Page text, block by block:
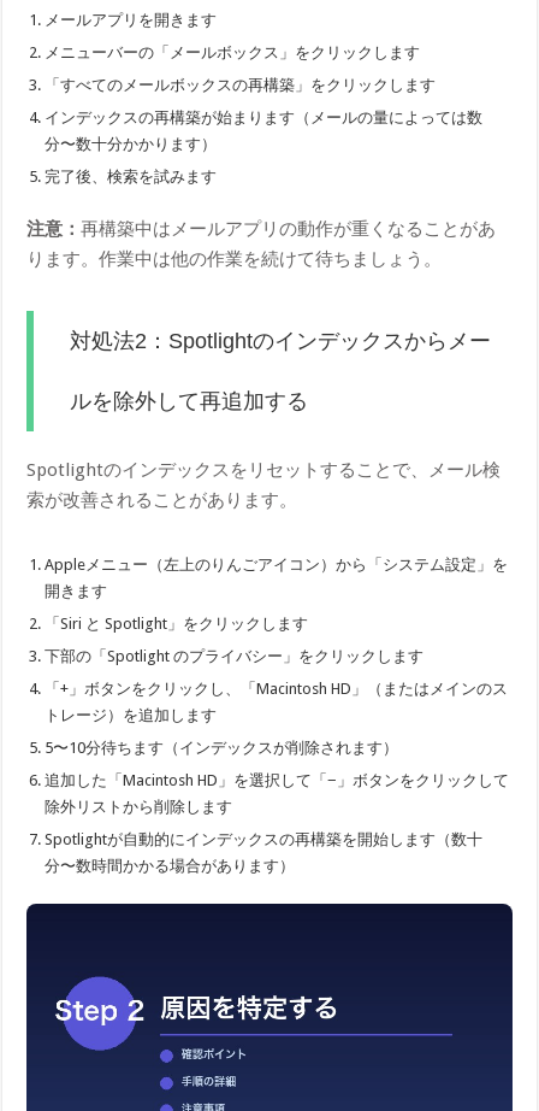
メールアプリを開きます
メニューバーの「メールボックス」をクリックします
「すべてのメールボックスの再構築」をクリックします
インデックスの再構築が始まります（メールの量によっては数
分〜数十分かかります）
完了後、検索を試みます
注意：再構築中はメールアプリの動作が重くなることがあ
ります。作業中は他の作業を続けて待ちましょう。
対処法2：Spotlightのインデックスからメー
ルを除外して再追加する
Spotlightのインデックスをリセットすることで、メール検
索が改善されることがあります。
Appleメニュー（左上のりんごアイコン）から「システム設定」を
開きます
「Siri と Spotlight」をクリックします
下部の「Spotlight のプライバシー」をクリックします
「+」ボタンをクリックし、「Macintosh HD」（またはメインのス
トレージ）を追加します
5〜10分待ちます（インデックスが削除されます）
追加した「Macintosh HD」を選択して「−」ボタンをクリックして
除外リストから削除します
Spotlightが自動的にインデックスの再構築を開始します（数十
分〜数時間かかる場合があります）